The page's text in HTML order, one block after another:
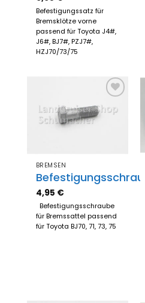
Befestigungssatz für
Bremsklötze vorne
passend für Toyota J4#,
J6#, BJ7#, PZJ7#,
HZJ70/73/75
Zum
Merkzettel
hinzufügen
BREMSEN
4,95 €
Befestigungsschraube
für Bremssattel passend
für Toyota BJ70, 71, 73, 75